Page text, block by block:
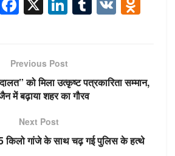
e
b
o
o
k
dI
n
r kl
ni
Previous Post
को मिला उत्कृष्ट पत्रकारिता सम्मान,
में बढ़ाया शहर का गौरव
Next Post
5 किलो गांजे के साथ चढ़ गई पुलिस के हत्थे